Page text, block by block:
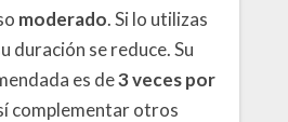
moderado. Si lo utilizas
duración se reduce. Su
es de3 veces por
complementar otros